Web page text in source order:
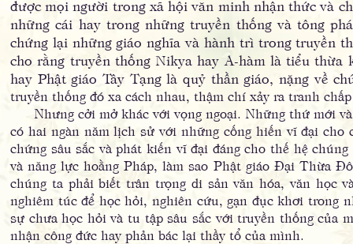
được mọi người trong xã hội văn minh nhận thức và
những cái hay trong những truyền thống và tông
chứng lại những giáo nghĩa và hành trì trong truyền
cho rằng truyền thống Nikya hay A-hàm là tiểu
hay Phật giáo Tây Tạng là quỷ thần giáo, nặng về
truyền thống đó xa cách nhau, thậm chí xảy ra tranh
Nhưng cởi mở khác với vọng ngoại. Những thứ mới
có hai ngàn năm lịch sử với những cống hiến vĩ đại
chứng sâu sắc và phát kiến vĩ đại đáng cho thế hệ
và năng lực hoằng Pháp, làm sao Phật giáo Đại Thừa
chúng ta phải biết trân trọng di sản văn hóa, văn học
nghiêm túc để học hỏi, nghiên cứu, gạn đục khơi trong
sự chưa học hỏi và tu tập sâu sắc với truyền thống
nhận công đức hay phản bác lại thầy tổ của mình.